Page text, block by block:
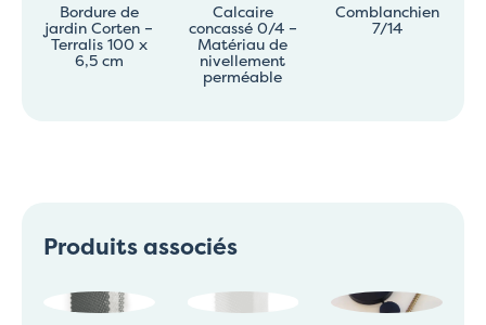
Bordure de
jardin Corten –
Terralis 100 x
6,5 cm
Calcaire
concassé 0/4 –
Matériau de
nivellement
perméable
Comblanchien
7/14
Produits associés